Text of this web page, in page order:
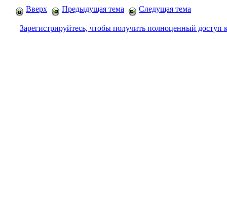
Вверх Предыдущая тема Следущая тема
Зарегистрируйтесь, чтобы получить полноценный доступ